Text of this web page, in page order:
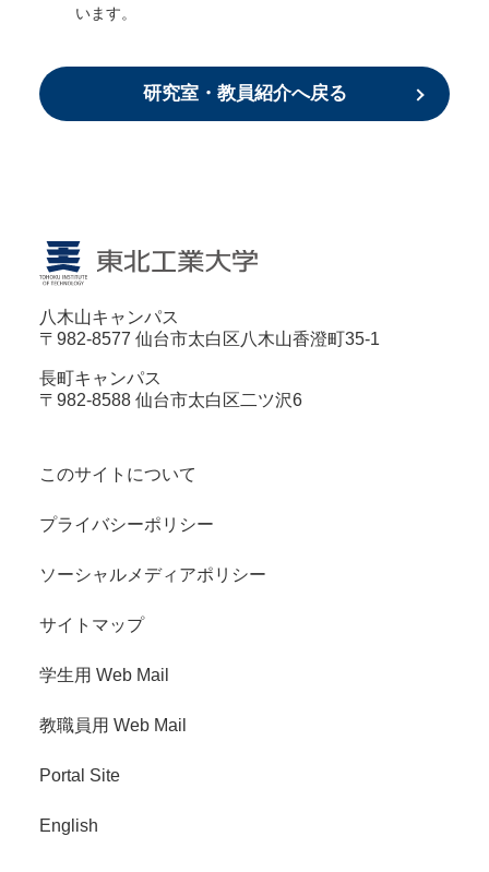
います。
研究室・教員紹介へ戻る
八木山キャンパス
〒982-8577 仙台市太白区八木山香澄町35-1
長町キャンパス
〒982-8588 仙台市太白区二ツ沢6
このサイトについて
プライバシーポリシー
ソーシャルメディアポリシー
サイトマップ
学生用 Web Mail
教職員用 Web Mail
Portal Site
English